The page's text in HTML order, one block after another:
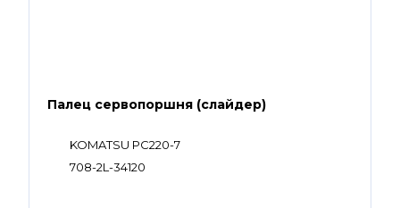
Палец сервопоршня (слайдер)
KOMATSU PC220-7
708-2L-34120